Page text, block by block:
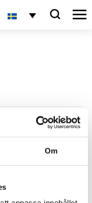
Om
och mycket prisvärt